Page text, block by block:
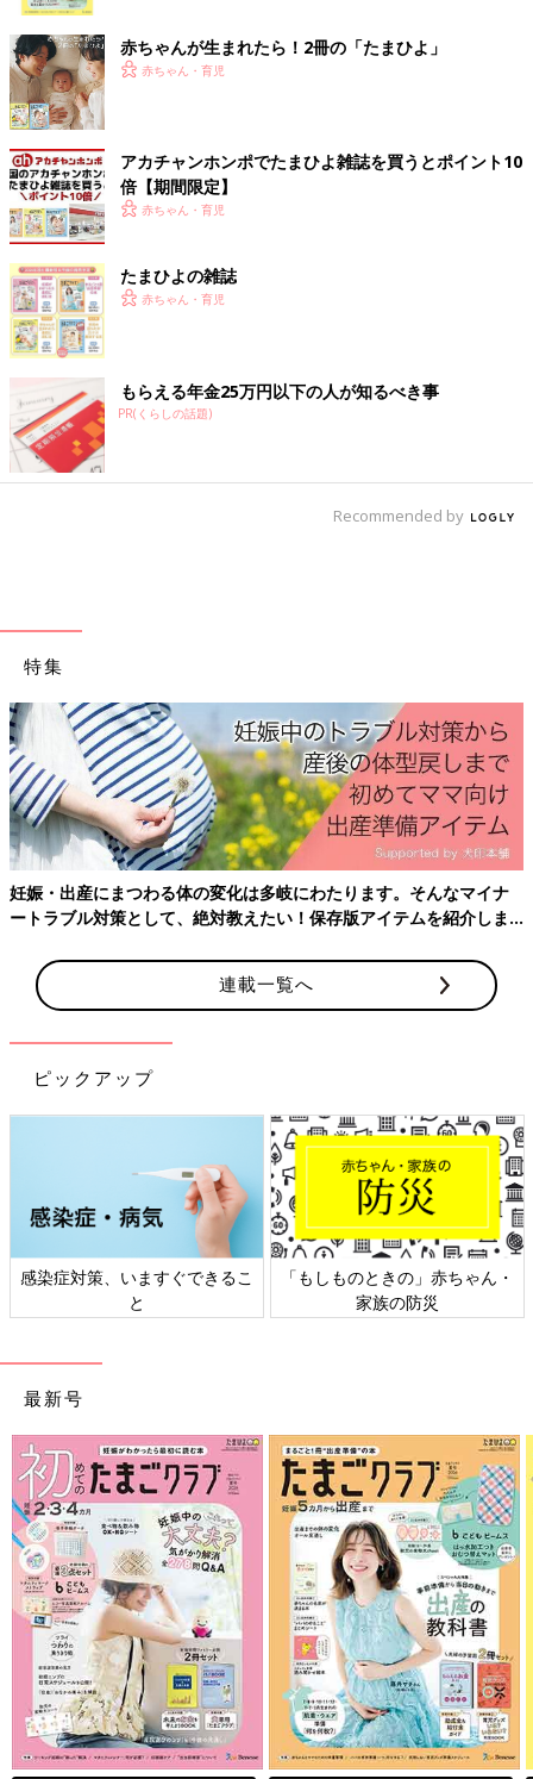
そこでおすすめなのが、香料や酵素、蛍光漂白剤などの入ってい
ない洗剤です。気になる化学物質や酵素が入っていない洗剤は、
市販の赤ちゃん用の洗剤と成分がほとんど変わらないので、ベビ
ー服を一緒に洗濯しても安心です。
ベビー服はあまり洗剤を使わないほうがいいでは？ という質問
をよく受けますが、赤ちゃんは大人以上に代謝がいいので、思い
のほか汗も皮脂もたっぷり衣服についています。ミルクや吐き戻
しなどのたんぱく質の汚れが衣類についているので、赤ちゃん用
また、ベビー服にはミルクや吐き戻しなどのたんぱく質の汚れが
ついていますが、それを栄養に雑菌が繁殖し、イヤな臭いやカビ
などが原因になるので注意が必要です。湿ったままで放置せず、
蛍光漂白剤や酵素、香料の入っていない洗剤できちんと洗って、
しっかり濯ぎましょう。
スタイなどベビー服の臭いやシミ、黄ばみなどが気になる場合
は、煮洗いする方法もあります。大きめのステンレスなどの鍋に
水と過炭酸ナトリウム（酸素系漂白剤）、衣類を入れて沸騰直前
ん）
赤ちゃんのお肌はデリケートなので洗濯にも気を遣います。大人
は洗濯物を分けていても香料が強い洗剤の使用は注意が必要です
ね。
（取材・文／酒井範子、たまひよONLINE編集部）
※文中のコメントは「たまひよ」アプリユーザーから集めた体験
談を再編集したものです。
※記事の内容は2024年5月の情報で、現在と異なる場合がありま
す。
ナチュラルクリーニング講師。北里大学 衛生学部化学科卒業後
化学薬品会社で合成洗剤の製造を担当。2006年より、各地でチ
ュラルクリーニングとは、環境＆手肌に優しい、安心安全、手抜
きができて楽チン＆楽しきちんと洗えたキレイな服を着ること。
著書に『やることの「見える化」で掃除をラクにする方法』『ナ
チュラルおせんたく大全』『ナチュラルおそうじ大全』（主婦の
友社）などがある。
赤ちゃんが生まれたら！2冊の「たまひよ」
赤ちゃん・育児
アカチャンホンポでたまひよ雑誌を買うとポイント10
倍【期間限定】
赤ちゃん・育児
たまひよの雑誌
赤ちゃん・育児
もらえる年金25万円以下の人が知るべき事
PR(くらしの話題)
Recommended by
特集
妊娠・出産にまつわる体の変化は多岐にわたります。そんなマイナ
ートラブル対策として、絶対教えたい！保存版アイテムを紹介しま
連載一覧へ
ピックアップ
感染症対策、いますぐできるこ
と
「もしものときの」赤ちゃん・
家族の防災
最新号